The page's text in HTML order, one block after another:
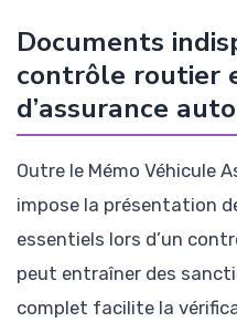
Documents
contrôle routier
d’assurance
Outre le Mémo Véhicule
impose la présentation
essentiels lors d’un
peut entraîner des
complet facilite la